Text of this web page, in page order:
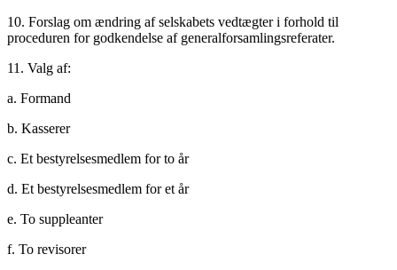
10. Forslag om ændring af selskabets vedtægter i forhold til
proceduren for godkendelse af generalforsamlingsreferater.
11. Valg af:
a. Formand
b. Kasserer
c. Et bestyrelsesmedlem for to år
d. Et bestyrelsesmedlem for et år
e. To suppleanter
f. To revisorer